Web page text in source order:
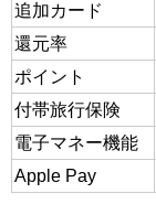
追加カード
還元率
ポイント
付帯旅行保険
電子マネー機能
Apple Pay